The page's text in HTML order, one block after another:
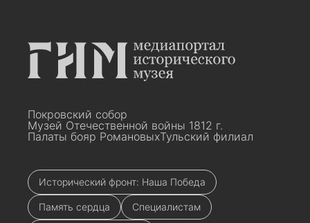
Покровский собор
Музей Отечественной войны 1812 г.
Палаты бояр РомановыхТульский филиал
Исторический фронт: Наша Победа
Память сердца Специалистам